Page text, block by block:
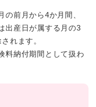
前月から4か月間、
出産日が属する月の3
れます。
料納付期間として扱わ